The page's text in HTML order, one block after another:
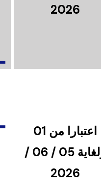
2026
اعتبارا من 01
ولغاية 05 / 06 /
2026